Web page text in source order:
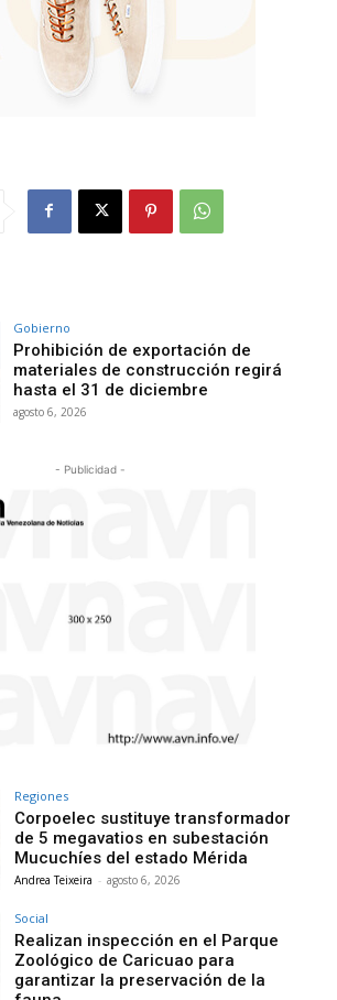
Gobierno
Prohibición de exportación de
materiales de construcción regirá
hasta el 31 de diciembre
agosto 6, 2026
- Publicidad -
Regiones
Corpoelec sustituye transformador
de 5 megavatios en subestación
Mucuchíes del estado Mérida
Andrea Teixeira - agosto 6, 2026
Social
Realizan inspección en el Parque
Zoológico de Caricuao para
garantizar la preservación de la